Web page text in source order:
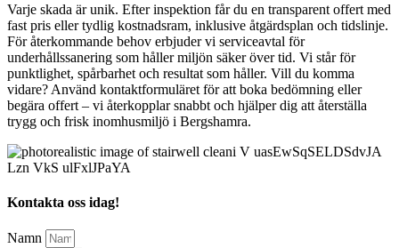
Varje skada är unik. Efter inspektion får du en transparent offert med
fast pris eller tydlig kostnadsram, inklusive åtgärdsplan och tidslinje.
För återkommande behov erbjuder vi serviceavtal för
underhållssanering som håller miljön säker över tid. Vi står för
punktlighet, spårbarhet och resultat som håller. Vill du komma
vidare? Använd kontaktformuläret för att boka bedömning eller
begära offert – vi återkopplar snabbt och hjälper dig att återställa
trygg och frisk inomhusmiljö i Bergshamra.
Kontakta oss idag!
Namn